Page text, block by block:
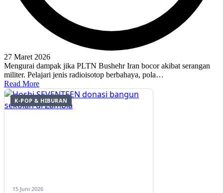
27 Maret 2026
Mengurai dampak jika PLTN Bushehr Iran bocor akibat serangan
militer. Pelajari jenis radioisotop berbahaya, pola…
Read More
K-POP & HIBURAN
15 Juni 2026